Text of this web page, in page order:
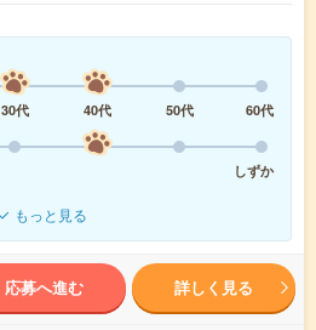
30代 40代 50代
60代
しずか
もっと見る
応募へ進む 詳しく見る